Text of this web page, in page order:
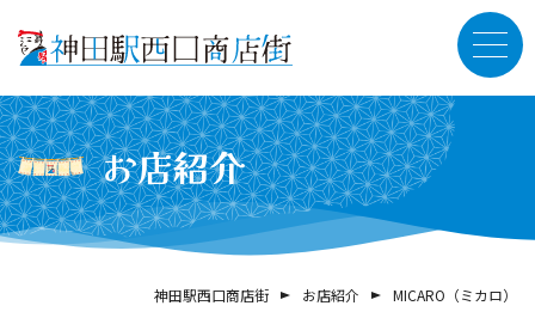
お店紹介
神田駅西口商店街 お店紹介 MICARO（ミカロ）